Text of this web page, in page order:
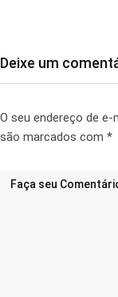
Deixe um
O seu endereço de e-
são marcados com *